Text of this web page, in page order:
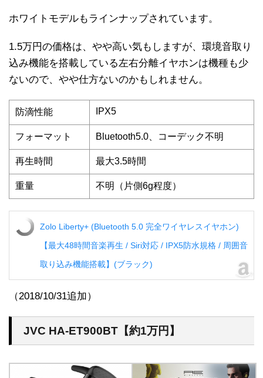
ホワイトモデルもラインナップされています。
1.5万円の価格は、やや高い気もしますが、環境音取り
込み機能を搭載している左右分離イヤホンは機種も少
ないので、やや仕方ないのかもしれません。
防滴性能 IPX5
フォーマット Bluetooth5.0 コーデック不明
再生時間 最大3.5時間
重量 不明（片側6g程度）
Zolo Liberty+ (Bluetooth 5.0 完全ワイヤレスイヤホン)
【最大48時間音楽再生 / Siri対応 / IPX5防水規格 / 周囲音
取り込み機能搭載】(ブラック)
（2018/10/31追加）
JVC HA-ET900BT【約1万円】